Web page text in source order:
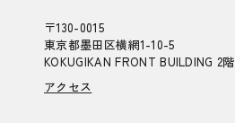
〒130-0015
東京都墨田区横網1-10-5
KOKUGIKAN FRONT BUILDING 2階
アクセス